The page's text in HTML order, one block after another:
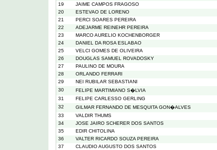
19
JAIME CAMPOS FRAGOSO
20
ESTEVAO DE LORENO
21
PERCI SOARES PEREIRA
22
ADEJARME REINEHR PEREIRA
23
MARCO AURELIO KOCHENBORGER
24
DANIEL DA ROSA ESLABAO
25
VELCI GOMES DE OLIVEIRA
26
DOUGLAS SAMUEL ROVADOSKY
27
PAULINO DE MOURA
28
ORLANDO FERRARI
29
NEI RUBILAR SEBASTIANI
30
FELIPE MARTIMIANO S�LVIA
31
FELIPE CARLESSO GERLING
32
GILMAR FERNANDO DE MESQUITA GON�ALVES
33
VALDIR THUMS
34
JOSE JAIRO SCHERER DOS SANTOS
35
EDIR CHITOLINA
36
VALTER RICARDO SOUZA PEREIRA
37
CLAUDIO AUGUSTO DOS SANTOS